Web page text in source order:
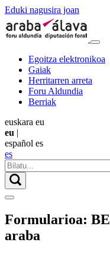
Eduki nagusira joan
Egoitza elektronikoa
Gaiak
Herritarren arreta
Foru Aldundia
Berriak
euskara eu
eu |
español es
es
Formularioa:
araba